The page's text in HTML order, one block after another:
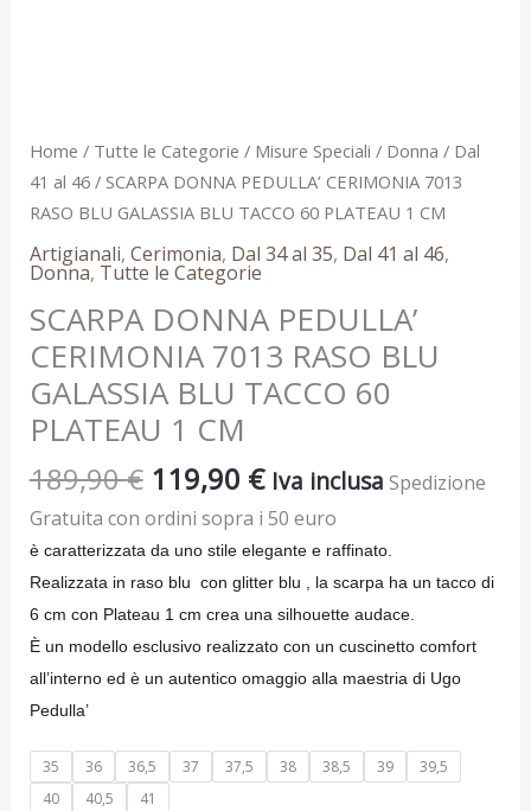
Home / Tutte le Categorie / Misure Speciali / Donna / Dal
41 al 46/ SCARPA DONNA PEDULLA’ CERIMONIA 7013
RASO BLU GALASSIA BLU TACCO 60 PLATEAU 1 CM
Artigianali, Cerimonia, Dal 34 al 35, Dal 41 al 46,
Donna, Tutte le Categorie
SCARPA DONNA PEDULLA’
CERIMONIA 7013 RASO BLU
GALASSIA BLU TACCO 60
PLATEAU 1 CM
189,90€ 119,90 € Iva inclusa Spedizione
Gratuita con ordini sopra i 50 euro
è caratterizzata da uno stile elegante e raffinato.
Realizzata in raso blu con glitter blu , la scarpa ha un tacco di
6 cm con Plateau 1 cm crea una silhouette audace.
È un modello esclusivo realizzato con un cuscinetto comfort
all’interno ed èun autentico omaggio alla maestria di Ugo
Pedulla’
35 36 36,5 37 37,5 38 38,5 39
39,5
40
40,5 41
CM
quantità